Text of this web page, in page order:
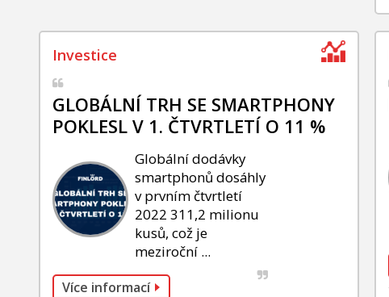
GLOBÁLNÍ TRH SE SMARTPHONY
POKLESL V 1. ČTVRTLETÍ O 11 %
Globální dodávky
smartphonů dosáhly
v prvním čtvrtletí
2022 311,2 milionu
kusů, což je
meziroční ...
Více informací